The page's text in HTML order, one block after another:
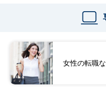
女性の転職